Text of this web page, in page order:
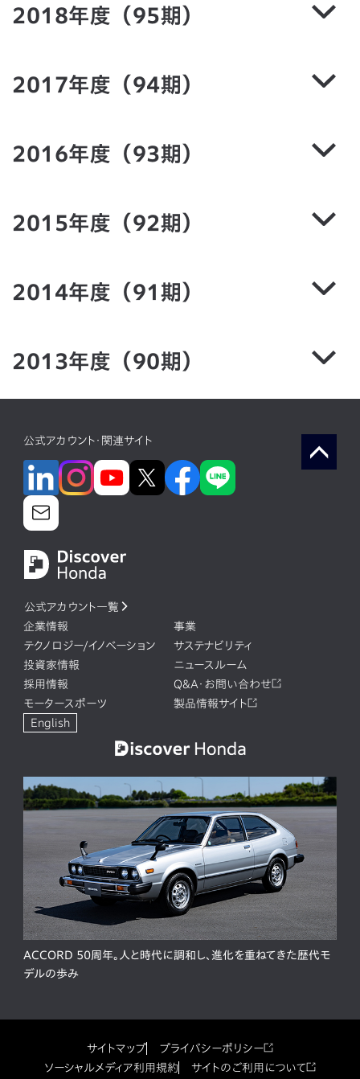
2018年度（95期）
2017年度（94期）
2016年度（93期）
2015年度（92期）
2014年度（91期）
2013年度（90期）
公式アカウント・関連サイト
公式アカウント一覧
企業情報
事業
テクノロジー/イノベーション
サステナビリティ
投資家情報
ニュースルーム
採用情報
Q&A・お問い合わせ
モータースポーツ
製品情報サイト
English
ACCORD 50周年。人と時代に調和し、進化を重ねてきた歴代モ
デルの歩み
サイトマップ
プライバシーポリシー
ソーシャルメディア利用規約
サイトのご利用について